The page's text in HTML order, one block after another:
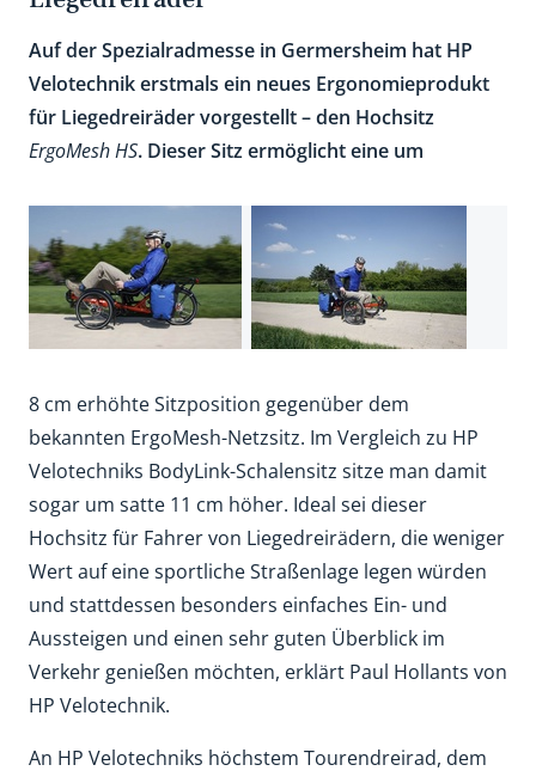
Auf der Spezialradmesse in Germersheim hat HP
Velotechnik erstmals ein neues Ergonomieprodukt
für Liegedreiräder vorgestellt – den Hochsitz
ErgoMesh HS. Dieser Sitz ermöglicht eine um
8 cm erhöhte Sitzposition gegenüber dem
bekannten ErgoMesh-Netzsitz. Im Vergleich zu HP
Velotechniks BodyLink-Schalensitz sitze man damit
sogar um satte 11 cm höher. Ideal sei dieser
Hochsitz für Fahrer von Liegedreirädern, die weniger
Wert auf eine sportliche Straßenlage legen würden
und stattdessen besonders einfaches Ein- und
Aussteigen und einen sehr guten Überblick im
Verkehr genießen möchten, erklärt Paul Hollants von
HP Velotechnik.
An HP Velotechniks höchstem Tourendreirad, dem